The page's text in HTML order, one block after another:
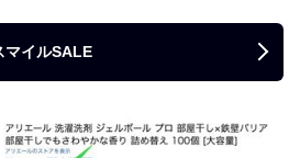
マイルSALE